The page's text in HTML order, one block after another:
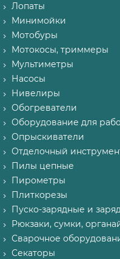
Лопаты
Минимойки
Мотобуры
Мотокосы, триммеры
Мультиметры
Насосы
Нивелиры
Обогреватели
Оборудование для
Опрыскиватели
Отделочный
Пилы цепные
Пирометры
Плиткорезы
Пуско-зарядные и
Рюкзаки, сумки,
Сварочное
Секаторы